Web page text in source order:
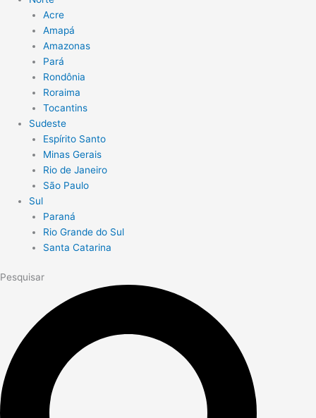
Acre
Amapá
Amazonas
Pará
Rondônia
Roraima
Tocantins
Sudeste
Espírito Santo
Minas Gerais
Rio de Janeiro
São Paulo
Sul
Paraná
Rio Grande do Sul
Santa Catarina
Pesquisar